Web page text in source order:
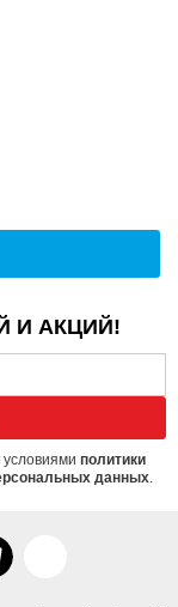
И АКЦИЙ!
политики
данных.